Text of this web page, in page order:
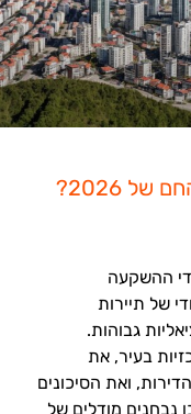
למה בטומי היא יעד ההשקעה החם של 2026?
ההשקעה
ייחודי של תיירות
גבוהות.
בעיר, את
ואת הסיכונים
נבחנים מודלים של